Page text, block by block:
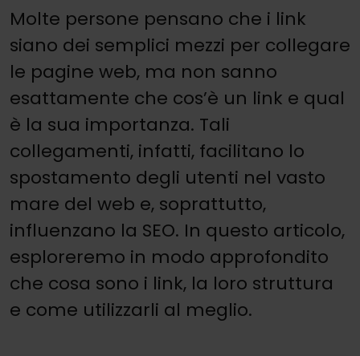
Molte persone pensano che i link
siano dei semplici mezzi per collegare
le pagine web, ma non sanno
esattamente che cos’è un link e qual
è la sua importanza. Tali
collegamenti, infatti, facilitano lo
spostamento degli utenti nel vasto
mare del web e, soprattutto,
influenzano la SEO. In questo articolo,
esploreremo in modo approfondito
che cosa sono i link, la loro struttura
e come utilizzarli al meglio.